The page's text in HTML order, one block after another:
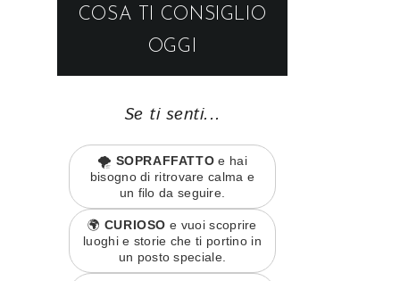
COSA TI CONSIGLIO
OGGI
Se ti senti...
🌪️ SOPRAFFATTO e hai
bisogno di ritrovare calma e
un filo da seguire.
🌍 CURIOSO e vuoi scoprire
luoghi e storie che ti portino in
un posto speciale.